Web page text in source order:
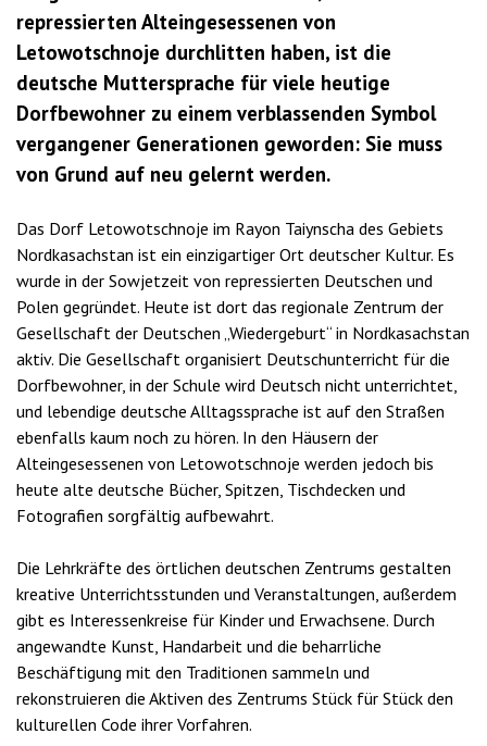
repressierten Alteingesessenen von
Letowotschnoje durchlitten haben, ist die
deutsche Muttersprache für viele heutige
Dorfbewohner zu einem verblassenden Symbol
vergangener Generationen geworden: Sie muss
von Grund auf neu gelernt werden.
Das Dorf Letowotschnoje im Rayon Taiynscha des Gebiets
Nordkasachstan ist ein einzigartiger Ort deutscher Kultur. Es
wurde in der Sowjetzeit von repressierten Deutschen und
Polen gegründet. Heute ist dort das regionale Zentrum der
Gesellschaft der Deutschen „Wiedergeburt“ in Nordkasachstan
aktiv. Die Gesellschaft organisiert Deutschunterricht für die
Dorfbewohner, in der Schule wird Deutsch nicht unterrichtet,
und lebendige deutsche Alltagssprache ist auf den Straßen
ebenfalls kaum noch zu hören. In den Häusern der
Alteingesessenen von Letowotschnoje werden jedoch bis
heute alte deutsche Bücher, Spitzen, Tischdecken und
Fotografien sorgfältig aufbewahrt.
Die Lehrkräfte des örtlichen deutschen Zentrums gestalten
kreative Unterrichtsstunden und Veranstaltungen, außerdem
gibt es Interessenkreise für Kinder und Erwachsene. Durch
angewandte Kunst, Handarbeit und die beharrliche
Beschäftigung mit den Traditionen sammeln und
rekonstruieren die Aktiven des Zentrums Stück für Stück den
kulturellen Code ihrer Vorfahren.